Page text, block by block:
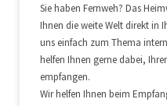
Sie haben Fernweh? Das
Ihnen die weite Welt direkt in
uns einfach zum Thema
helfen Ihnen gerne dabei,
empfangen.
Wir helfen Ihnen beim